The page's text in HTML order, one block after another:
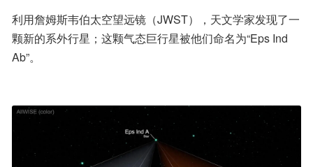
利用詹姆斯韦伯太空望远镜（JWST），天文学家发现了一
颗新的系外行星；这颗气态巨行星被他们命名为“Eps Ind
Ab”。